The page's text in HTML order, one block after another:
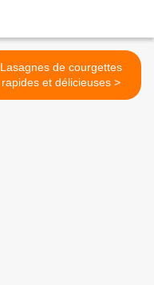
Lasagnes de courgettes
rapides et délicieuses >